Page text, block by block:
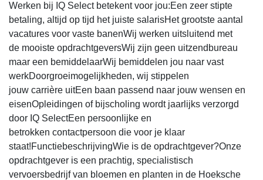
Werken bij IQ Select betekent voor jou:Een zeer stipte
betaling, altijd op tijd het juiste salarisHet grootste aantal
vacatures voor vaste banenWij werken uitsluitend met
de mooiste opdrachtgeversWij zijn geen uitzendbureau
maar een bemiddelaarWij bemiddelen jou naar vast
werkDoorgroeimogelijkheden, wij stippelen
jouw carrière uitEen baan passend naar jouw wensen en
eisenOpleidingen of bijscholing wordt jaarlijks verzorgd
door IQ SelectEen persoonlijke en
betrokken contactpersoon die voor je klaar
staat!FunctiebeschrijvingWie is de opdrachtgever?Onze
opdrachtgever is een prachtig, specialistisch
vervoersbedrijf van bloemen en planten in de Hoeksche